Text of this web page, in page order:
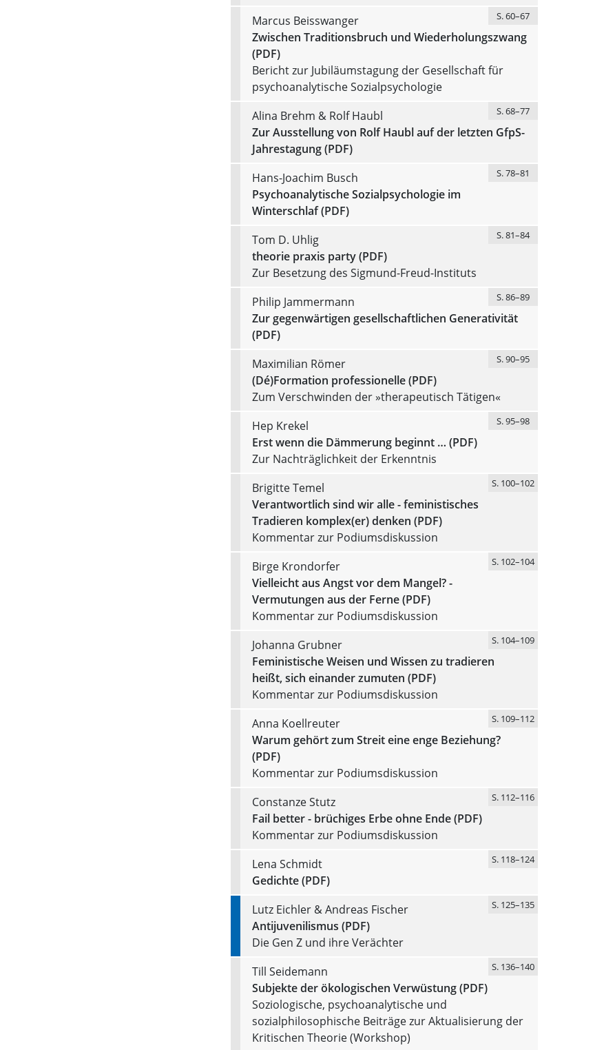
Marcus Beisswanger
S. 60–67
Zwischen Traditionsbruch und Wiederholungszwang
(PDF)
Bericht zur Jubiläumstagung der Gesellschaft für
psychoanalytische Sozialpsychologie
Alina Brehm & Rolf Haubl
S. 68–77
Zur Ausstellung von Rolf Haubl auf der letzten GfpS-
Jahrestagung (PDF)
Hans-Joachim Busch
S. 78–81
Psychoanalytische Sozialpsychologie im
Winterschlaf (PDF)
Tom D. Uhlig
S. 81–84
theorie praxis party (PDF)
Zur Besetzung des Sigmund-Freud-Instituts
Philip Jammermann
S. 86–89
Zur gegenwärtigen gesellschaftlichen Generativität
(PDF)
Maximilian Römer
S. 90–95
(Dé)Formation professionelle (PDF)
Zum Verschwinden der »therapeutisch Tätigen«
Hep Krekel
S. 95–98
Erst wenn die Dämmerung beginnt … (PDF)
Zur Nachträglichkeit der Erkenntnis
Brigitte Temel
S. 100–102
Verantwortlich sind wir alle - feministisches
Tradieren komplex(er) denken (PDF)
Kommentar zur Podiumsdiskussion
Birge Krondorfer
S. 102–104
Vielleicht aus Angst vor dem Mangel? -
Vermutungen aus der Ferne (PDF)
Kommentar zur Podiumsdiskussion
Johanna Grubner
S. 104–109
Feministische Weisen und Wissen zu tradieren
heißt, sich einander zumuten (PDF)
Kommentar zur Podiumsdiskussion
Anna Koellreuter
S. 109–112
Warum gehört zum Streit eine enge Beziehung?
(PDF)
Kommentar zur Podiumsdiskussion
Constanze Stutz
S. 112–116
Fail better - brüchiges Erbe ohne Ende (PDF)
Kommentar zur Podiumsdiskussion
Lena Schmidt
S. 118–124
Gedichte (PDF)
Lutz Eichler & Andreas Fischer
S. 125–135
Antijuvenilismus (PDF)
Die Gen Z und ihre Verächter
Till Seidemann
S. 136–140
Subjekte der ökologischen Verwüstung (PDF)
Soziologische, psychoanalytische und
sozialphilosophische Beiträge zur Aktualisierung der
Kritischen Theorie (Workshop)